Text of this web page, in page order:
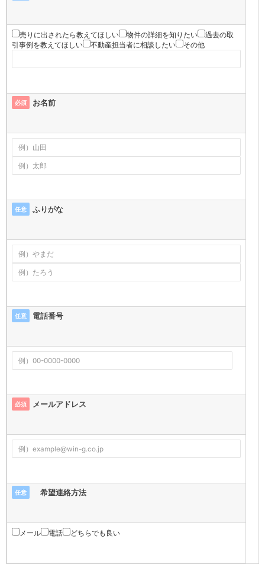
売りに出されたら教えてほしい 物件の詳細を知りたい
過去の取
引事例を教えてほしい
不動産担当者に相談したい その他
必須 お名前
任意 ふりがな
任意 電話番号
必須 メールアドレス
任意 希望連絡方法
メール 電話 どちらでも良い